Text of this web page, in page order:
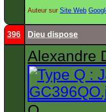
Auteur sur Site Web
396 Dieu dispose
Alexandre